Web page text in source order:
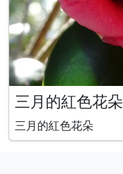
三月的紅色花朵
三月的紅色花朵